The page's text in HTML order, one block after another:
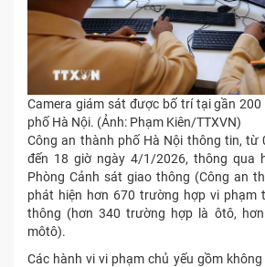
Camera giám sát được bố trí tại gần
phố Hà Nội. (Ảnh: Phạm Kiên/TTXVN)
Công an thành phố Hà Nội thông tin,
đến 18 giờ ngày 4/1/2026, thông qua
Phòng Cảnh sát giao thông (Công an
phát hiện hơn 670 trường hợp vi phạm
thông (hơn 340 trường hợp là ôtô,
môtô).
Các hành vi vi phạm chủ yếu gồm